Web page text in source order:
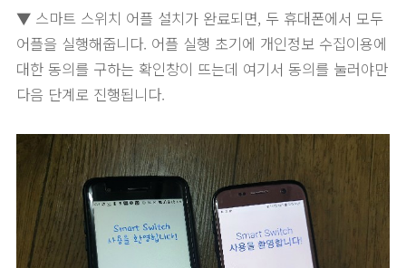
▼ 스마트 스위치 어플 설치가 완료되면, 두 휴대폰에서 모두
어플을 실행해줍니다. 어플 실행 초기에 개인정보 수집이용에
대한 동의를 구하는 확인창이 뜨는데 여기서 동의를 눌러야만
다음 단계로 진행됩니다.